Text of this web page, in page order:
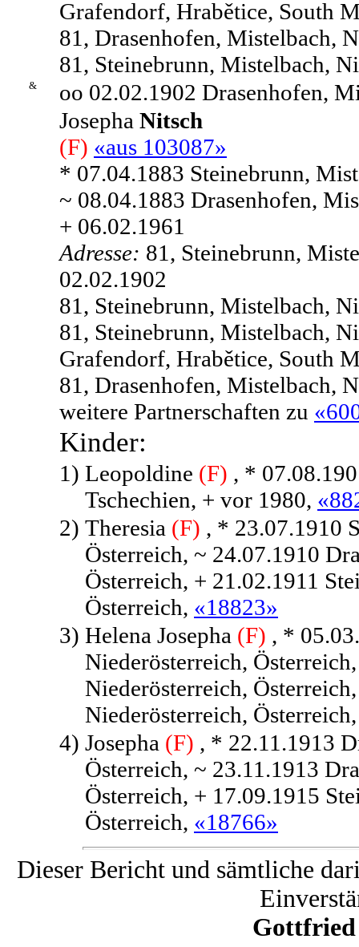
Grafendorf, Hrabětice, South
81, Drasenhofen, Mistelbach,
81, Steinebrunn, Mistelbach,
&
oo 02.02.1902 Drasenhofen,
Josepha Nitsch
(F) «aus 103087»
* 07.04.1883 Steinebrunn,
~ 08.04.1883 Drasenhofen,
+ 06.02.1961
Adresse: 81, Steinebrunn,
02.02.1902
81, Steinebrunn, Mistelbach,
81, Steinebrunn, Mistelbach,
Grafendorf, Hrabětice, South
81, Drasenhofen, Mistelbach,
weitere Partnerschaften zu
Kinder:
1) Leopoldine (F) , *
Tschechien, + vor 1980,
2) Theresia (F) , * 23.07.1910
Österreich, ~ 24.07.1910
Österreich, + 21.02.1911
Österreich, «18823»
3) Helena Josepha (F) , *
Niederösterreich,
Niederösterreich,
Niederösterreich,
4) Josepha (F) , * 22.11.1913
Österreich, ~ 23.11.1913
Österreich, + 17.09.1915
Österreich, «18766»
Dieser Bericht und sämtliche
Gottfried